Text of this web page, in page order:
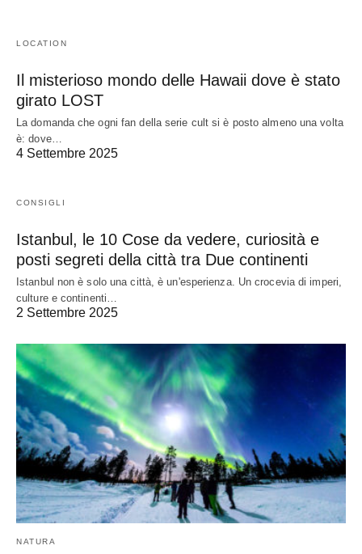
LOCATION
Il misterioso mondo delle Hawaii dove è stato
girato LOST
La domanda che ogni fan della serie cult si è posto almeno una volta
è: dove…
4 Settembre 2025
CONSIGLI
Istanbul, le 10 Cose da vedere, curiosità e
posti segreti della città tra Due continenti
Istanbul non è solo una città, è un'esperienza. Un crocevia di imperi,
culture e continenti…
2 Settembre 2025
NATURA